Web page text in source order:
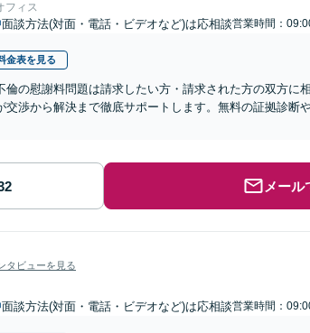
フィス
面談方法(対面・電話・ビデオなど)は応相談営業時間：
金表を見る
倫の慰謝料問題は請求したい方・請求された方の双方に
交渉から解決まで徹底サポートします。無料の証拠診断
メール
タビューを見る
面談方法(対面・電話・ビデオなど)は応相談営業時間：